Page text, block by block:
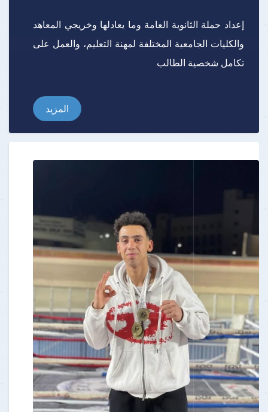
إعداد حملة الثانوية العامة وما يعادلها وخريجي المعاهد
والكليات الجامعية المختلفة لمهنة التعليم، والعمل على
تكامل شخصية الطالب
المزيد